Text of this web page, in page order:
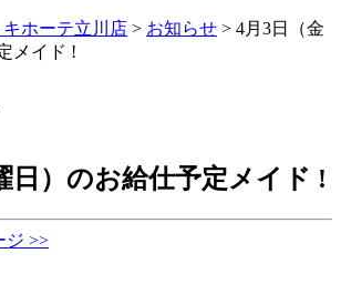
キホーテ立川店 > お知らせ > 4月3日（金
メイド !
日）のお給仕予定メイド !
ジ >>